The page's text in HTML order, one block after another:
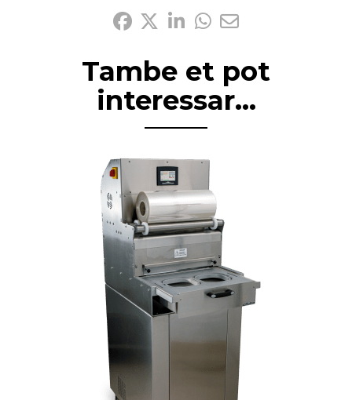
Tambe et pot
interessar...